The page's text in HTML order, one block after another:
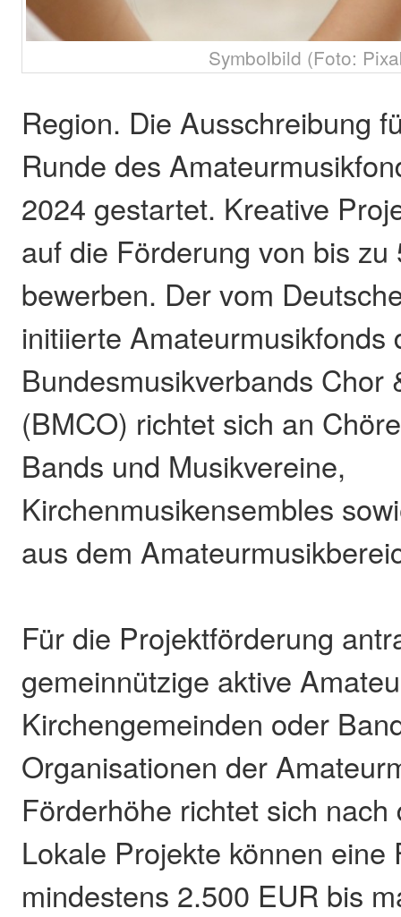
Symbolbild (Foto:
Region. Die Ausschreibung
Runde des
2024 gestartet. Kreative
auf die Förderung von bis zu
bewerben. Der vom
initiierte Amateurmusikfonds
Bundesmusikverbands Chor
(BMCO) richtet sich an
Bands und Musikvereine,
Kirchenmusikensembles
aus dem
Für die Projektförderung
gemeinnützige aktive
Kirchengemeinden oder
Organisationen der
Förderhöhe richtet sich
Lokale Projekte können eine
mindestens 2.500 EUR bis